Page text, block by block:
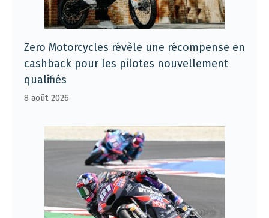
Zero Motorcycles révèle une récompense en
cashback pour les pilotes nouvellement
qualifiés
8 août 2026